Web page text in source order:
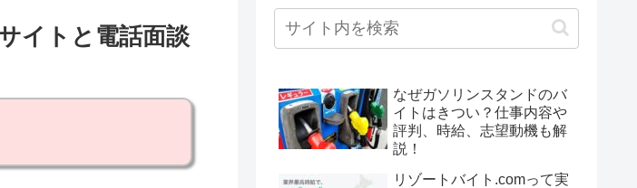
イトと電話面談
なぜガソリンスタンドのバ
イトはきつい？仕事内容や
評判、時給、志望動機も解
説！
リゾートバイト.comって実